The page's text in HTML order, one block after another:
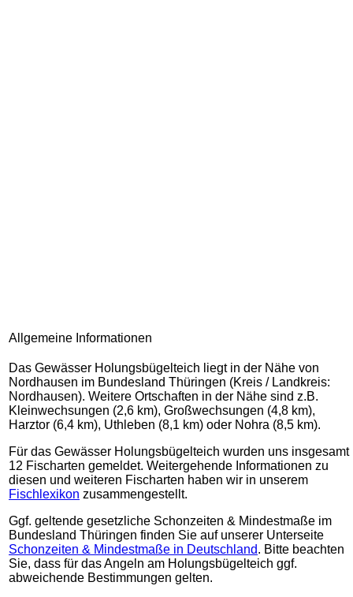
Allgemeine Informationen
Das Gewässer Holungsbügelteich liegt in der Nähe von
Nordhausen im Bundesland Thüringen (Kreis / Landkreis:
Nordhausen). Weitere Ortschaften in der Nähe sind z.B.
Kleinwechsungen (2,6 km), Großwechsungen (4,8 km),
Harztor (6,4 km), Uthleben (8,1 km) oder Nohra (8,5 km).
Für das Gewässer Holungsbügelteich wurden uns insgesamt
12 Fischarten gemeldet. Weitergehende Informationen zu
diesen und weiteren Fischarten haben wir in unserem
Fischlexikon zusammengestellt.
Ggf. geltende gesetzliche Schonzeiten & Mindestmaße im
Bundesland Thüringen finden Sie auf unserer Unterseite
Schonzeiten & Mindestmaße in Deutschland. Bitte beachten
Sie, dass für das Angeln am Holungsbügelteich ggf.
abweichende Bestimmungen gelten.